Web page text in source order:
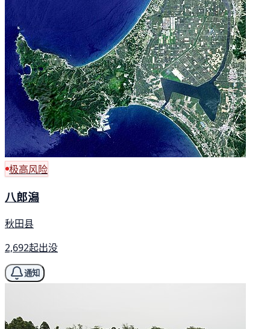
极高风险
八郎潟
秋田县
2,692起出没
通知